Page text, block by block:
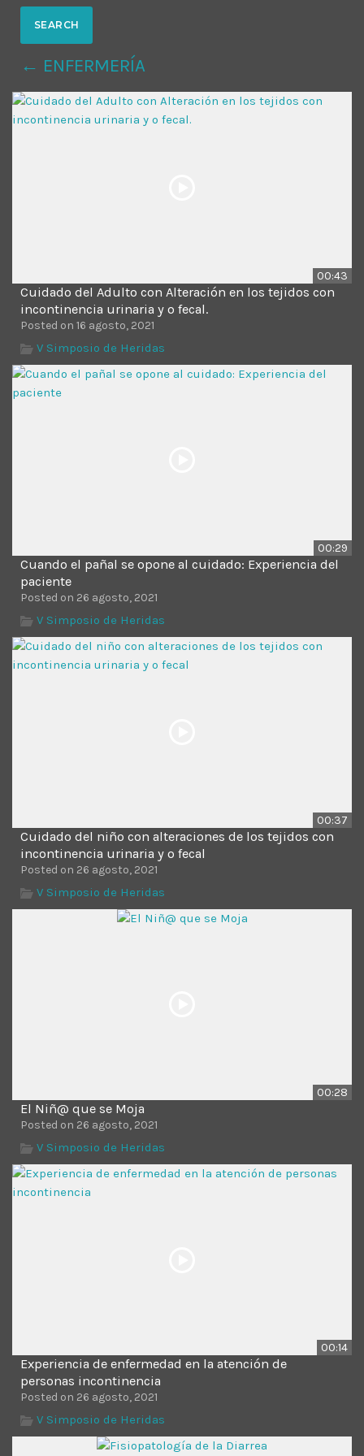
431 201
DESIGN ADMINISTRATOR
Validating Enterprise
Architectures In The Current
Time
← ENFERMERÍA
00:43
Cuidado del Adulto con Alteración en los tejidos con
incontinencia urinaria y o fecal.
Posted on 16 agosto, 2021
V Simposio de Heridas
00:29
Cuando el pañal se opone al cuidado: Experiencia del
paciente
Posted on 26 agosto, 2021
V Simposio de Heridas
00:37
Cuidado del niño con alteraciones de los tejidos con
incontinencia urinaria y o fecal
Posted on 26 agosto, 2021
V Simposio de Heridas
00:28
El Niñ@ que se Moja
Posted on 26 agosto, 2021
V Simposio de Heridas
00:14
Experiencia de enfermedad en la atención de
personas incontinencia
Posted on 26 agosto, 2021
V Simposio de Heridas